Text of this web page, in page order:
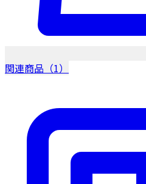
関連商品（1）